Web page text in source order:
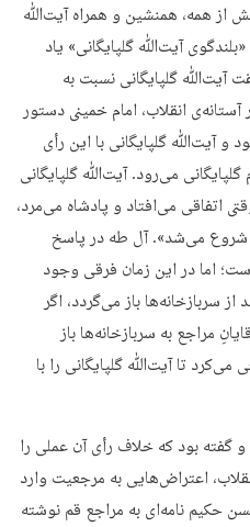
از همه، همنشین و همراه آیت‌ﷲ
آیت‌ﷲ گلپایگانی» یاد
آیت‌ﷲ گلپایگانی نسبت به
آستانه‌ی انقلاب، امام خمینی دستور
و آیت‌ﷲ گلپایگانی با این رأی
می‌رود. آیت‌ﷲ گلپایگانی
اتفاقی می‌افتاد و پادشاه می‌مرد،
شروع می‌شد». آل طه در پاسخ
اما در این زمان فرقی وجود
سربازخانه‌ها باز می‌گردد، اگر
مراجع به سربازخانه‌ها باز
تا آیت‌ﷲ گلپایگانی را با
گفته بود که خلاف رأی آن عملی را
اعتراض‌هایی به مرجعیت وارد
حکیم نامه‌ای به مراجع قم نوشته